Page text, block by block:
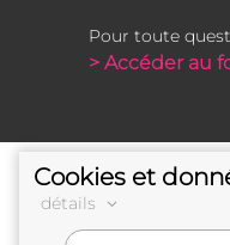
Pour toute
> Accéder au
Cookies et
détails